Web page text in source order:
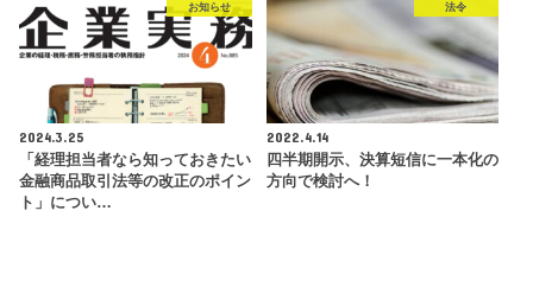
お知らせ
2024.3.25
「経理担当者なら知っておきたい
金融商品取引法等の改正のポイン
ト」につい…
法令
2022.4.14
四半期開示、決算短信に一本化の
方向で検討へ！